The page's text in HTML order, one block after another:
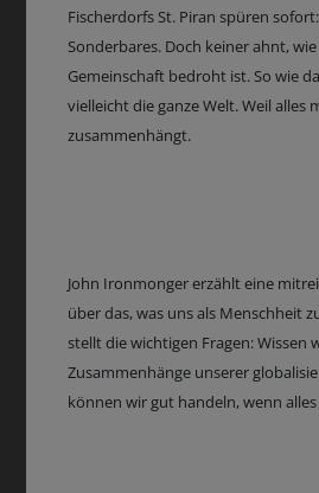
Fischerdorfs St. Piran spüren
Sonderbares. Doch keiner ahnt,
Gemeinschaft bedroht ist. So wie
vielleicht die ganze Welt. Weil alles
zusammenhängt.
John Ironmonger erzählt eine
über das, was uns als Menschheit
stellt die wichtigen Fragen: Wissen
Zusammenhänge unserer
können wir gut handeln, wenn